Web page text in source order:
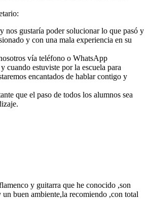
nos gustaría poder solucionar lo que pasó y
y con una mala experiencia en su
vía teléfono o WhatsApp
cuando estuviste por la escuela para
encantados de hablar contigo y
que el paso de todos los alumnos sea
y guitarra que he conocido ,son
un buen ambiente,la recomiendo ,con total